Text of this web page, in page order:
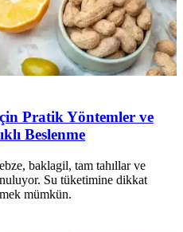
Pratik Yöntemler ve
Beslenme
baklagil, tam tahıllar ve
Su tüketimine dikkat
mümkün.